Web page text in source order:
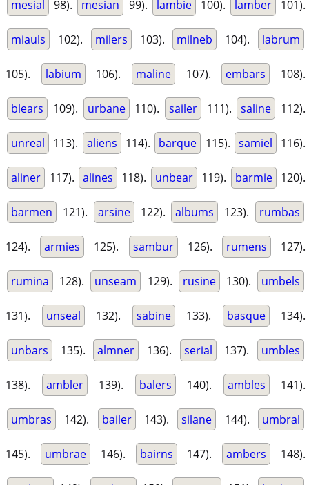
mesial 98). mesian 99). lambie 100). lamber 101).
miauls 102). milers 103). milneb 104). labrum
105). labium 106). maline 107). embars 108).
blears 109). urbane 110). sailer 111). saline 112).
unreal 113). aliens 114). barque 115). samiel 116).
aliner 117). alines 118). unbear 119). barmie 120).
barmen 121). arsine 122). albums 123). rumbas
124). armies 125). sambur 126). rumens 127).
rumina 128). unseam 129). rusine 130). umbels
131). unseal 132). sabine 133). basque 134).
unbars 135). almner 136). serial 137). umbles
138). ambler 139). balers 140). ambles 141).
umbras 142). bailer 143). silane 144). umbral
145). umbrae 146). bairns 147). ambers 148).